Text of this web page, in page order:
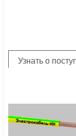
Узнать о